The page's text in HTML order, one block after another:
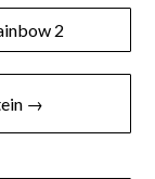
2
→